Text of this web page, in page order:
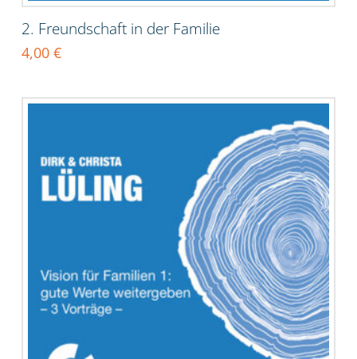
2. Freundschaft in der Familie
4,00 €